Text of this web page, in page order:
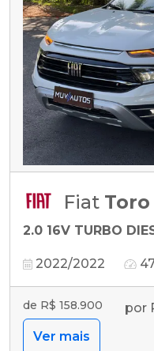
Fiat Toro
2.0 16V TURBO
2022/2022
de R$ 158.900 por
Ver mais